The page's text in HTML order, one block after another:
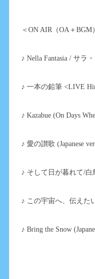
＜ON AIR（OA＋BGM
♪ Nella Fantasia / サラ
♪ 一本の鉛筆 <LIVE
♪ Kazabue (On Days
♪ 愛の讃歌 (Japanese
♪ そして日が暮れて/白
♪ この宇宙へ、伝えた
♪ Bring the Snow